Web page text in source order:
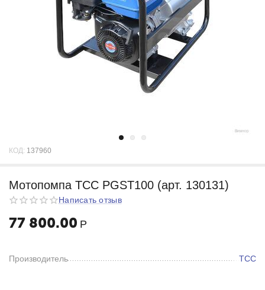
КОД: 137960
Мотопомпа ТСС PGST100 (арт. 130131)
Написать отзыв
77 800.00 Р
Производитель ТСС